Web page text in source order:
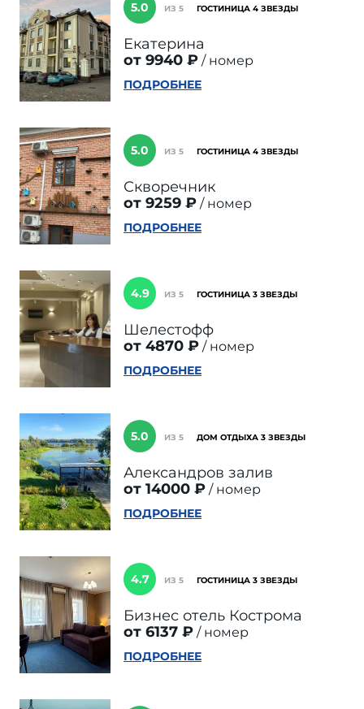
5.0 ИЗ 5 ГОСТИНИЦА 4 ЗВЕЗДЫ
Екатерина
от 9940 ₽
номер
ПОДРОБНЕЕ
5.0 ИЗ 5 ГОСТИНИЦА 4 ЗВЕЗДЫ
Скворечник
от 9259 ₽
номер
ПОДРОБНЕЕ
4.9 ИЗ 5 ГОСТИНИЦА 3 ЗВЕЗДЫ
Шелестофф
от 4870 ₽
номер
ПОДРОБНЕЕ
5.0 ИЗ 5 ДОМ ОТДЫХА 3 ЗВЕЗДЫ
Александров залив
от 14000 ₽
номер
ПОДРОБНЕЕ
4.7 ИЗ 5 ГОСТИНИЦА 3 ЗВЕЗДЫ
Бизнес отель Кострома
от 6137 ₽
номер
ПОДРОБНЕЕ